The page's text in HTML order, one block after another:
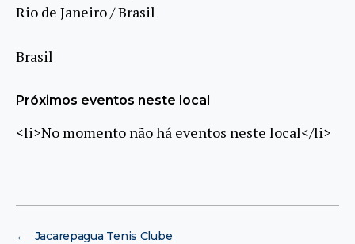
Rio de Janeiro / Brasil
Brasil
Próximos eventos neste local
<li>No momento não há eventos neste local</li>
←
Jacarepagua Tenis Clube